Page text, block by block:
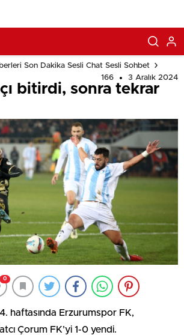
Son Dakika Sesli Chat Sesli Sohbet
166
3 Aralık 2024
bitirdi, sonra tekrar
0
haftasında Erzurumspor FK,
Çorum FK’yi 1-0 yendi.